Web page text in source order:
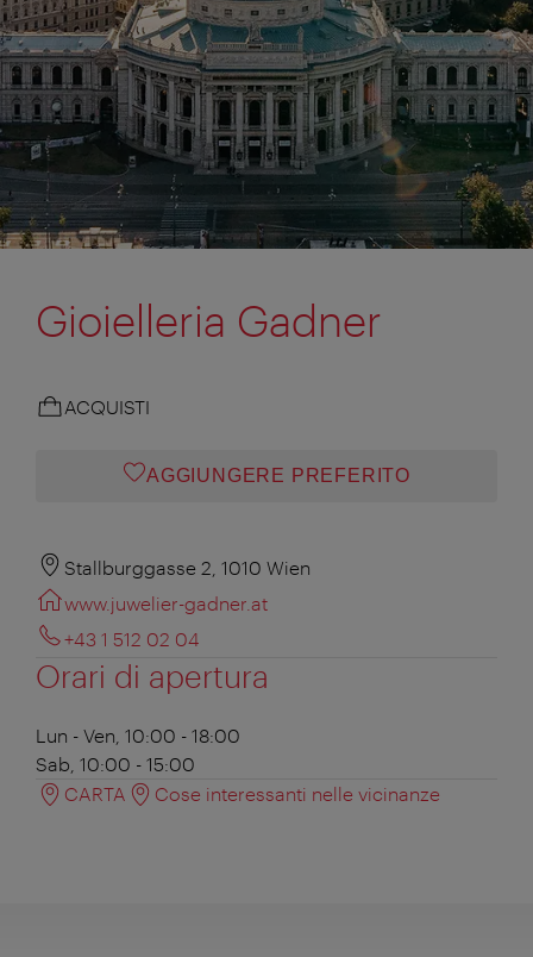
Gioielleria Gadner
ACQUISTI
AGGIUNGERE PREFERITO
Stallburggasse 2, 1010 Wien
www.juwelier-gadner.at
+43 1 512 02 04
Orari di apertura
Lun - Ven, 10:00 - 18:00
Sab, 10:00 - 15:00
CARTA
Cose interessanti nelle vicinanze